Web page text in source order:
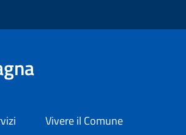
Vivere il Comune